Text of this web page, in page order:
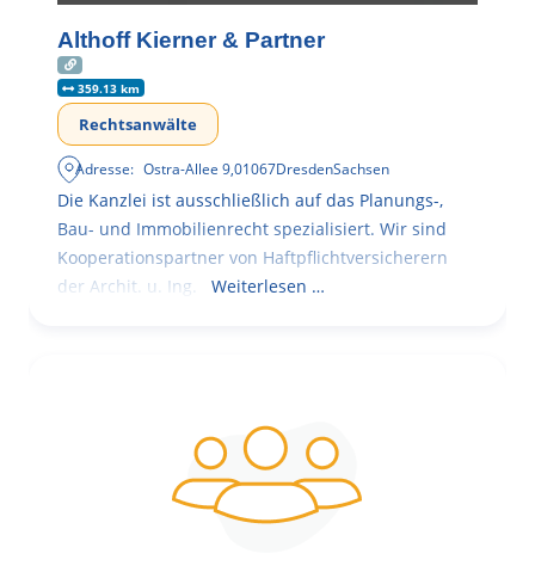
Althoff Kierner & Partner
359.13 km
Rechtsanwälte
Adresse: Ostra-Allee 9,01067DresdenSachsen
Die Kanzlei ist ausschließlich auf das Planungs-,
Bau- und Immobilienrecht spezialisiert. Wir sind
Kooperationspartner von Haftpflichtversicherern
der Archit. u. Ing.
Weiterlesen …